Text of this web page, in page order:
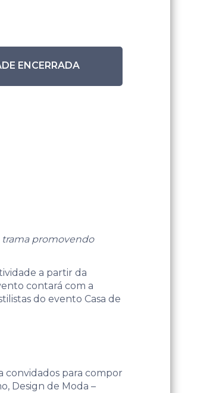
ENCERRADA
trama promovendo
a partir da
contará com a
do evento Casa de
convidados para compor
Design de Moda –